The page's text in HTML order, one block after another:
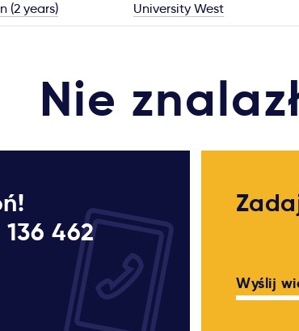
(2 years) University West
Nie
462
Wyślij